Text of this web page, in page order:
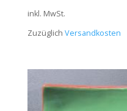
inkl. MwSt.
Zuzüglich Versandkosten